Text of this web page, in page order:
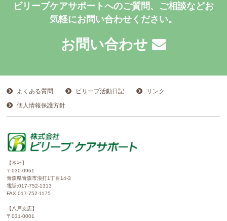
ビリーブケアサポートへのご質問、ご相談などお
気軽にお問い合わせください。
お問い合わせ
よくある質問 ビリーブ活動日記
リンク
個人情報保護方針
【本社】
〒030-0961
青森県青森市浪打1丁目14-3
電話:017-752-1313
FAX:017-752-1175
【八戸支店】
〒031-0001